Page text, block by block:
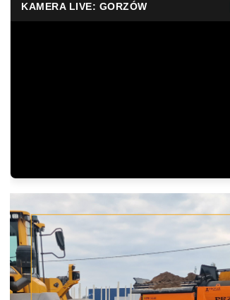
KAMERA LIVE: GORZÓW